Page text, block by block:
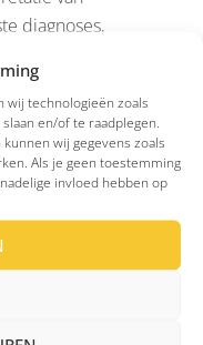
wij technologieën zoals
en/of te raadplegen.
wij gegevens zoals
Als je geen toestemming
invloed hebben op
diagnoses,
de behandeling
vrouwen kan een
en hormonale
tijdens periodes
mannen is het
waarin ze
te praten,
verminderen en